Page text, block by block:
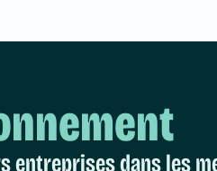
entreprises dans les